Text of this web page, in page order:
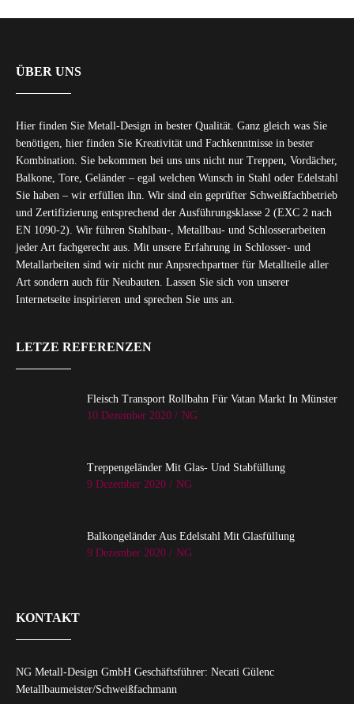
ÜBER UNS
Hier finden Sie Metall-Design in bester Qualität. Ganz gleich was Sie
benötigen, hier finden Sie Kreativität und Fachkenntnisse in bester
Kombination. Sie bekommen bei uns uns nicht nur Treppen, Vordächer,
Balkone, Tore, Geländer – egal welchen Wunsch in Stahl oder Edelstahl
Sie haben – wir erfüllen ihn. Wir sind ein geprüfter Schweißfachbetrieb
und Zertifizierung entsprechend der Ausführungsklasse 2 (EXC 2 nach
EN 1090-2). Wir führen Stahlbau-, Metallbau- und Schlosserarbeiten
jeder Art fachgerecht aus. Mit unsere Erfahrung in Schlosser- und
Metallarbeiten sind wir nicht nur Anpsrechpartner für Metallteile aller
Art sondern auch für Neubauten. Lassen Sie sich von unserer
Internetseite inspirieren und sprechen Sie uns an.
LETZE REFERENZEN
Fleisch Transport Rollbahn Für Vatan Markt In Münster
10 Dezember 2020 / NG
Treppengeländer Mit Glas- Und Stabfüllung
9 Dezember 2020 / NG
Balkongeländer Aus Edelstahl Mit Glasfüllung
9 Dezember 2020 / NG
KONTAKT
NG Metall-Design GmbH Geschäftsführer: Necati Gülenc
Metallbaumeister/Schweißfachmann